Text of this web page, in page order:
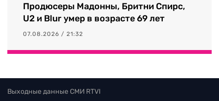
Продюсеры Мадонны, Бритни Спирс,
U2 и Blur умер в возрасте 69 лет
07.08.2026 / 21:32
Выходные данные СМИ RTVI